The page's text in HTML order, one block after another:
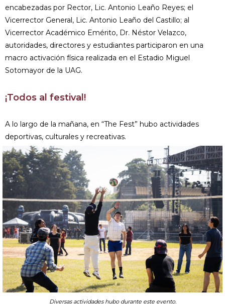
encabezadas por Rector, Lic. Antonio Leaño Reyes; el
Vicerrector General, Lic. Antonio Leaño del Castillo; al
Vicerrector Académico Emérito, Dr. Néstor Velazco,
autoridades, directores y estudiantes participaron en una
macro activación física realizada en el Estadio Miguel
Sotomayor de la UAG.
¡Todos al festival!
A lo largo de la mañana, en “The Fest” hubo actividades
deportivas, culturales y recreativas.
Diversas actividades hubo durante este evento.